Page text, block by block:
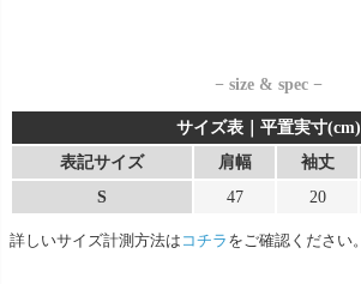
− size & spec −
サイズ表｜平置実寸(cm)
表記サイズ
肩幅 袖丈
S
47 20
詳しいサイズ計測方法は コチラ をご確認ください。